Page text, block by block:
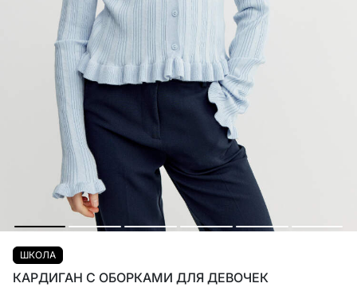
ШКОЛА
КАРДИГАН С ОБОРКАМИ ДЛЯ ДЕВОЧЕК